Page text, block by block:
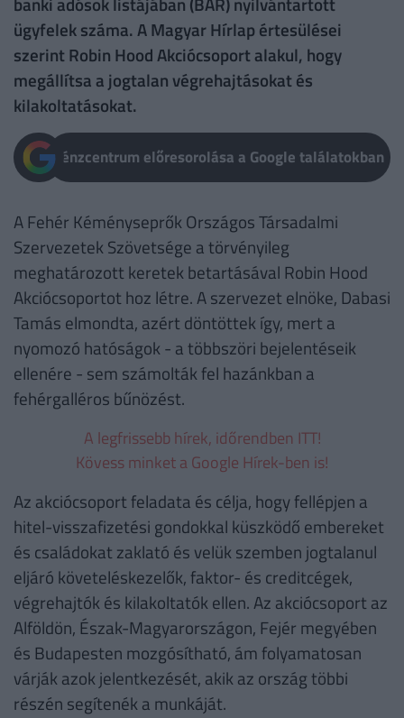
ügyfelek száma. A Magyar Hírlap értesülései
szerint Robin Hood Akciócsoport alakul, hogy
megállítsa a jogtalan végrehajtásokat és
kilakoltatásokat.
Pénzcentrum előresorolása a Google találatokban
A Fehér Kéményseprők Országos Társadalmi
Szervezetek Szövetsége a törvényileg
meghatározott keretek betartásával Robin Hood
Akciócsoportot hoz létre. A szervezet elnöke, Dabasi
Tamás elmondta, azért döntöttek így, mert a
nyomozó hatóságok - a többszöri bejelentéseik
ellenére - sem számolták fel hazánkban a
fehérgalléros bűnözést.
A legfrissebb hírek, időrendben ITT!
Kövess minket a Google Hírek-ben is!
Az akciócsoport feladata és célja, hogy fellépjen a
hitel-visszafizetési gondokkal küszködő embereket
és családokat zaklató és velük szemben jogtalanul
eljáró követeléskezelők, faktor- és creditcégek,
végrehajtók és kilakoltatók ellen. Az akciócsoport az
Alföldön, Észak-Magyarországon, Fejér megyében
és Budapesten mozgósítható, ám folyamatosan
várják azok jelentkezését, akik az ország többi
részén segítenék a munkáját.